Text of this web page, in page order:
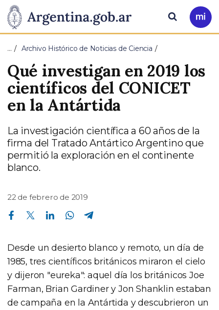
Presidencia
de
la
Nación
Pasar al contenido principal
Ir
a
Buscar
… Archivo Histórico de Noticias de Ciencia
Qué investigan en 2019 los
científicos del CONICET
en la Antártida
La investigación científica a 60 años de la
firma del Tratado Antártico Argentino que
permitió la exploración en el continente
blanco.
22 de febrero de 2019
Compartir en Facebook Compartir en Twitter Compartir en Linkedin Compartir en Whatsapp
Desde un desierto blanco y remoto, un día de
1985, tres científicos británicos miraron el cielo
y dijeron "eureka": aquel día los británicos Joe
Farman, Brian Gardiner y Jon Shanklin estaban
de campaña en la Antártida y descubrieron un